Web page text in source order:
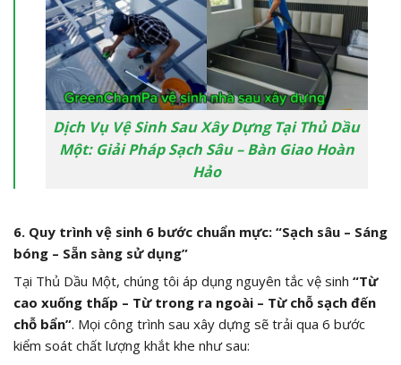
Dịch Vụ Vệ Sinh Sau Xây Dựng Tại Thủ Dầu
Một: Giải Pháp Sạch Sâu – Bàn Giao Hoàn
Hảo
6. Quy trình vệ sinh 6 bước chuẩn mực: “Sạch sâu – Sáng
bóng – Sẵn sàng sử dụng”
Tại Thủ Dầu Một, chúng tôi áp dụng nguyên tắc vệ sinh “Từ
cao xuống thấp – Từ trong ra ngoài – Từ chỗ sạch đến
chỗ bẩn”. Mọi công trình sau xây dựng sẽ trải qua 6 bước
kiểm soát chất lượng khắt khe như sau: